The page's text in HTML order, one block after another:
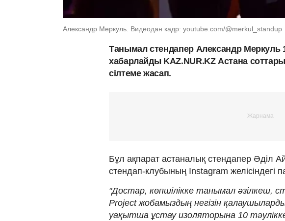
Александр Меркуль. Видеодан кадр: youtube.com/@merkul_standup
Танымал стендапер Александр Меркуль
хабарлайды KAZ.NUR.KZ Астана
сілтеме жасап.
Бұл ақпарат астаналық стендапер Әділ
стендап-клубының Instagram
"Достар, көпшілікке танымал әзілкеш,
Project жобамыздың негізін
уақытша ұстау изоляторына 10